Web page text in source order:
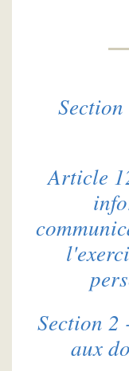
Article
Section 2
aux